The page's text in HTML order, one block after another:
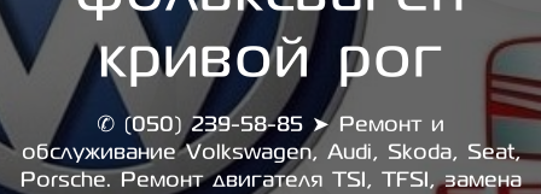
кривой рог
✆ (050) 239-58-85 ➤ Ремонт и
обслуживание Volkswagen, Audi, Skoda, Seat,
Porsche. Ремонт двигателя TSI, TFSI, замена